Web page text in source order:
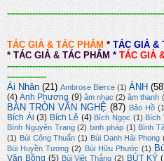
TÁC GIẢ & TÁC PHẨM * TÁC GIẢ &
* TÁC GIẢ & TÁC PHẨM * TÁC GIẢ
--------------
Ái Nhân (21) Ambrose Bierce (1) ẢNH
(4) Anh Phương (9) âm nhạc (2) âm thanh
BÀN TRÒN VĂN NGHỆ (87) Bảo Hồ
Bích Ái (3) Bích Lê (4) Bích Ngọc (1) Bích
Bình Nguyên Trang (2) binh pháp (1) Bình
(1) Bùi Công Thuấn (1) Bùi Danh Hải Phong
Bùi Huyền Tương (2) Bùi Hữu Phước (1)
Văn Bồng (5) Bùi Việt Thắng (2) BÚT KÝ